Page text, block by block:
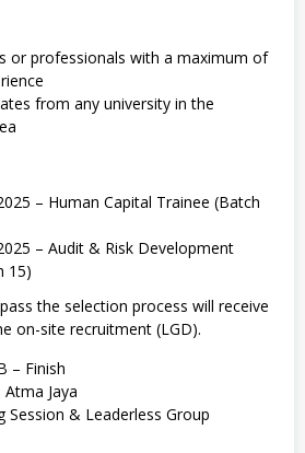
or professionals with a maximum of
from any university in the
– Human Capital Trainee (Batch
– Audit & Risk Development
15)
the selection process will receive
on-site recruitment (LGD).
– Finish
Jaya
Session & Leaderless Group